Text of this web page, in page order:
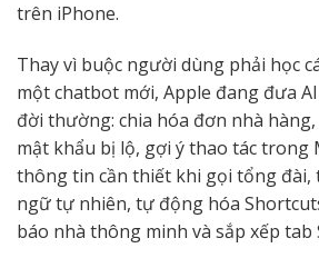
trên iPhone.
Thay vì buộc người dùng phải học
một chatbot mới, Apple đang đưa
đời thường: chia hóa đơn nhà
mật khẩu bị lộ, gợi ý thao tác trong
thông tin cần thiết khi gọi tổng đài,
ngữ tự nhiên, tự động hóa
báo nhà thông minh và sắp xếp tab